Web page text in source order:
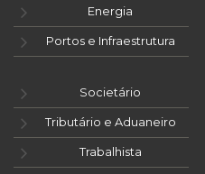
Energia
Portos e Infraestrutura
Societário
Tributário e Aduaneiro
Trabalhista